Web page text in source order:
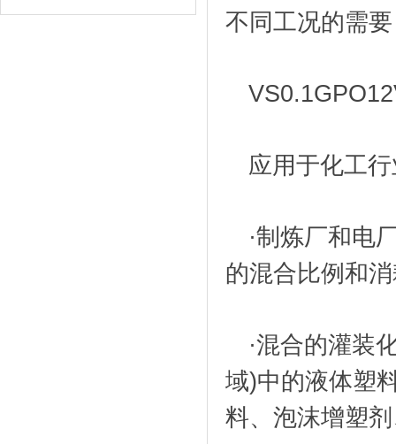
不同工况的需
应用于化工
·制炼厂和电
的混合比例和
·混合的灌装
域)中的液体塑
料、泡沫增塑